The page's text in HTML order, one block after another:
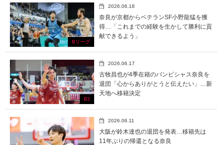
Bリーグ
2026.06.18
奈良が京都からベテランSF小野龍猛を獲
得…「これまでの経験を生かして勝利に貢
献できるよう」
B2
2026.06.17
古牧昌也が4季在籍のバンビシャス奈良を
退団「心からありがとうと伝えたい」…新
天地へ移籍決定
2026.06.11
大阪が鈴木達也の退団を発表…移籍先は
11年ぶりの帰還となる奈良